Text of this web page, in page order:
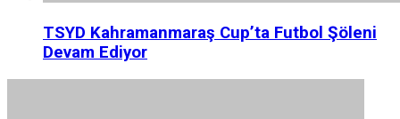
TSYD Kahramanmaraş Cup’ta Futbol Şöleni
Devam Ediyor